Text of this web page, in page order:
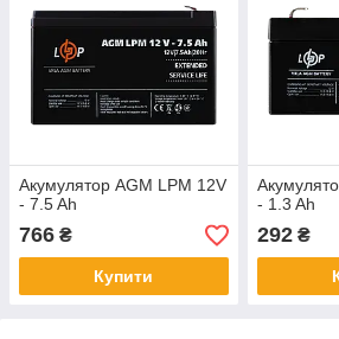
Акумулятор AGM LPM 12V
- 7.5 Ah
766 ₴
Купити
- 1.3 Ah
292₴